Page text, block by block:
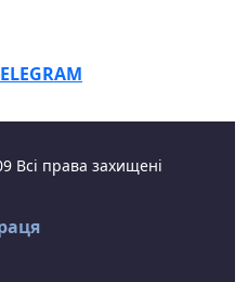
Всі права захищені